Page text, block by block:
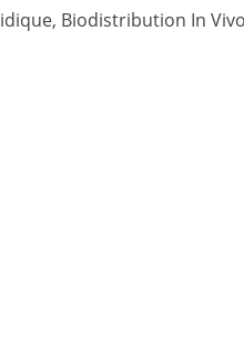
Biodistribution In